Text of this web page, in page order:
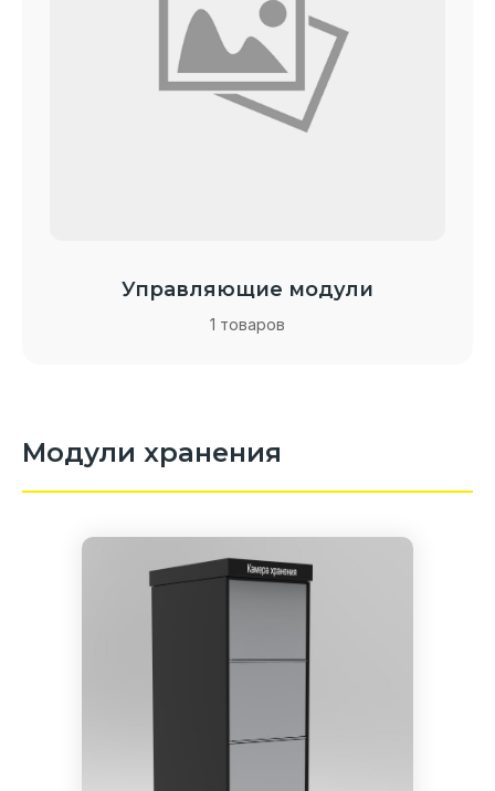
Управляющие модули
1 товаров
Модули хранения